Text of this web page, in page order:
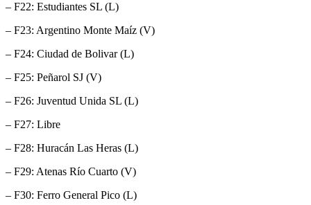
– F22: Estudiantes SL (L)
– F23: Argentino Monte Maíz (V)
– F24: Ciudad de Bolivar (L)
– F25: Peñarol SJ (V)
– F26: Juventud Unida SL (L)
– F27: Libre
– F28: Huracán Las Heras (L)
– F29: Atenas Río Cuarto (V)
– F30: Ferro General Pico (L)